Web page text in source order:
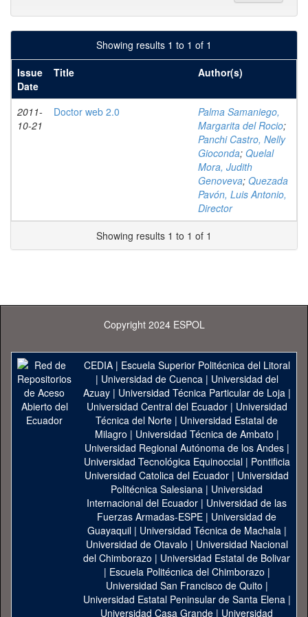
Showing results 1 to 1 of 1
Issue
Date
Title Author(s)
2011-
10-21
Doctor web 2.0
Palma Samaniego,
Margarita del Rocio;
Panchi Castro, Nelly
Gioconda; Quelal
Mora, Judith
Genoveva; Quezada
Pavón, Luis Antonio,
Director
Showing results 1 to 1 of 1
Copyright 2024 ESPOL
CEDIA| Escuela Superior Politécnica del Litoral
| Universidad de Cuenca| Universidad del
Azuay| Universidad Técnica Particular de Loja|
Universidad Central del Ecuador| Universidad
Técnica del Norte | Universidad Estatal de
Milagro | Universidad Técnica de Ambato |
Universidad Regional Autónoma de los Andes|
Universidad Tecnológica Equinoccial| Pontificia
Universidad Catolica del Ecuador | Universidad
Politécnica Salesiana | Universidad
Internacional del Ecuador | Universidad de las
Fuerzas Armadas-ESPE | Universidad de
Guayaquil| Universidad Técnica de Machala|
Universidad de Otavalo | Universidad Nacional
del Chimborazo | Universidad Estatal de Bolivar
| Escuela Politécnica del Chimborazo |
Universidad San Francisco de Quito |
Universidad Estatal Peninsular de Santa Elena|
Universidad Casa Grande | Universidad